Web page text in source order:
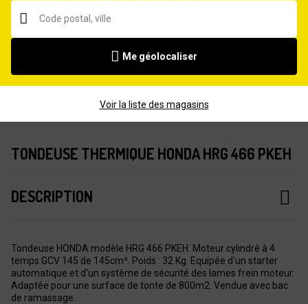
TONDEUSE THERMIQUE HONDA HRG 466 PKEH
DESCRIPTION
Tondeuse HONDA modèle HRG 466 PKEH. Moteur cylindré à 4
temps GCV 145 de 145cm³. Poids : 32 Kg. Equipée d'un starter
automatique et d'un système de sécurité des lames frein moteur.
Adaptée pour une surface de tonte de 800m2. Vendue avec bac
de ramassage.
Me géolocaliser
Voir la liste des magasins